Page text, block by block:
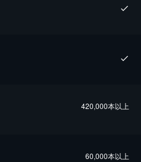
420,000本以上
60,000本以上